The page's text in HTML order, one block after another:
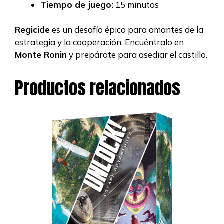
Tiempo de juego: 15 minutos
Regicidees un desafío épico para amantes de la
estrategia y la cooperación. Encuéntralo en
Monte Ronin y prepárate para asediar el castillo.
Productos relacionados